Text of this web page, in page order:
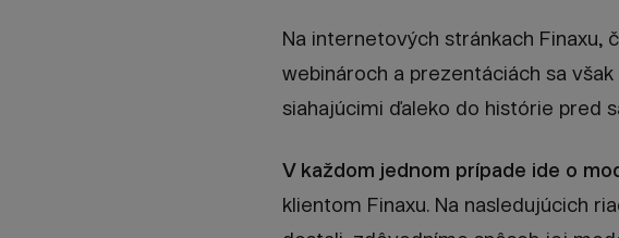
Na internetových stránkach Finaxu,
webinároch a prezentáciách sa
siahajúcimi ďaleko do histórie pred
V každom jednom prípade ide o
klientom Finaxu. Na nasledujúcich